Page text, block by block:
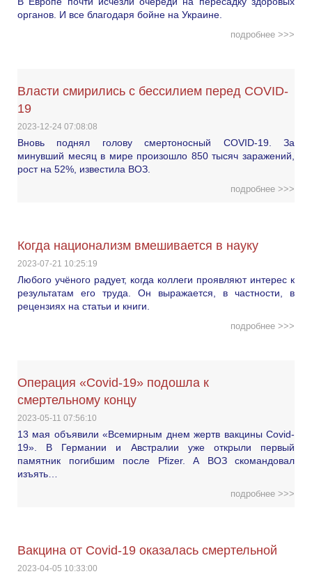
органов. И все благодаря бойне на Украине.
подробнее >>>
Власти смирились с бессилием перед COVID-
19
2023-12-24 07:08:08
Вновь поднял голову смертоносный COVID-19. За
минувший месяц в мире произошло 850 тысяч заражений,
рост на 52%, известила ВОЗ.
подробнее >>>
Когда национализм вмешивается в науку
2023-07-21 10:25:19
Любого учёного радует, когда коллеги проявляют интерес к
результатам его труда. Он выражается, в частности, в
рецензиях на статьи и книги.
подробнее >>>
Операция «Covid-19» подошла к
смертельному концу
2023-05-11 07:56:10
13 мая объявили «Всемирным днем жертв вакцины Covid-
19». В Германии и Австралии уже открыли первый
памятник погибшим после Pfizer. А ВОЗ скомандовал
изъять…
подробнее >>>
Вакцина от Covid-19 оказалась смертельной
2023-04-05 10:33:00